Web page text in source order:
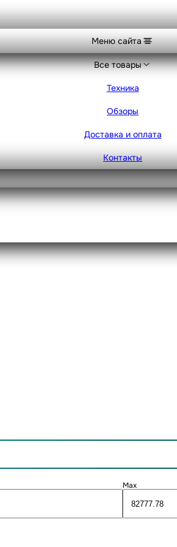
Меню сайта
Все товары
Техника
Обзоры
Доставка и оплата
Контакты
Max